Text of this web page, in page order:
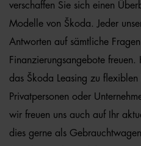
verschaffen Sie sich einen
Modelle von Škoda. Jeder
Antworten auf sämtliche
Finanzierungsangebote
das Škoda Leasing zu
Privatpersonen oder
wir freuen uns auch auf Ihr
dies gerne als